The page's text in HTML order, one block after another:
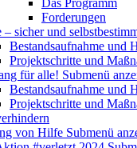
Das Programm
Forderungen
– sicher und
Bestandsaufnahme und
Projektschritte und
für alle! Submenü
Bestandsaufnahme und
Projektschritte und
von Hilfe Submenü